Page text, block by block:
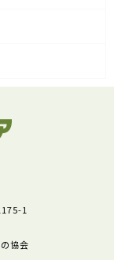
1
協会